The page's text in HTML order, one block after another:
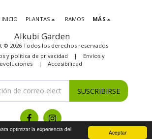
Aceptar
optimizar la experiencia del
Alkubi Garden
© 2026 Todos los derechos reservados
y política de privacidad | Envíos y
| Accesibilidad
PLANTAS RAMOS MÁS
SUSCRIBIRSE